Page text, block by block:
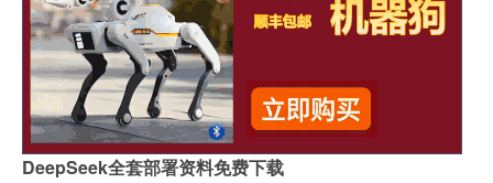
DeepSeek全套部署资料免费下载